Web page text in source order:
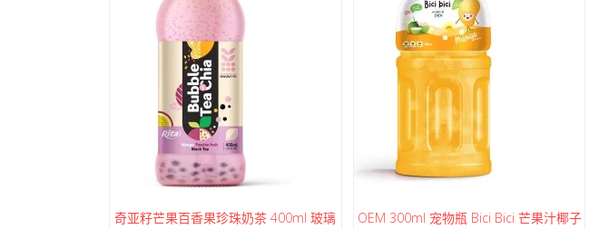
奇亚籽芒果百香果珍珠奶茶 400ml 玻璃
OEM 300ml 宠物瓶 Bici Bici 芒果汁椰子